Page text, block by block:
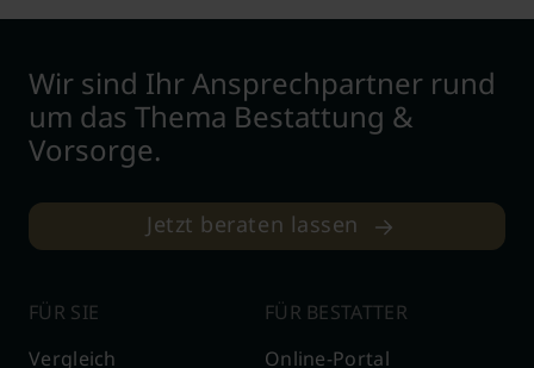
Wir sind Ihr Ansprechpartner rund
um das Thema Bestattung &
Vorsorge.
Jetzt beraten lassen
FÜR SIE
Vergleich
FÜR BESTATTER
Online-Portal